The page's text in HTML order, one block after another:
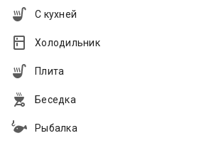
С кухней
Холодильник
Плита
Беседка
Рыбалка